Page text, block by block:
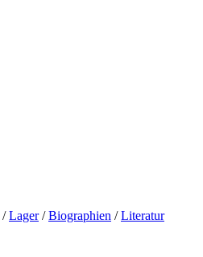
/Lager/Biographien /Literatur